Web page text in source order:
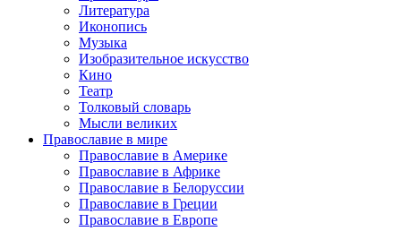
Литература
Иконопись
Музыка
Изобразительное искусство
Кино
Театр
Толковый словарь
Мысли великих
Православие в мире
Православие в Америке
Православие в Африке
Православие в Белоруссии
Православие в Греции
Православие в Европе